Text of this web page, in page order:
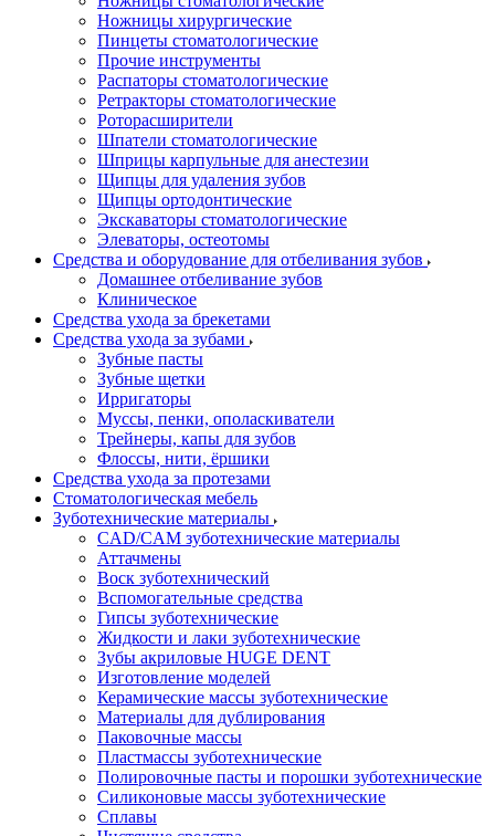
Ножницы хирургические
Пинцеты стоматологические
Прочие инструменты
Распаторы стоматологические
Ретракторы стоматологические
Роторасширители
Шпатели стоматологические
Шприцы карпульные для анестезии
Щипцы для удаления зубов
Щипцы ортодонтические
Экскаваторы стоматологические
Элеваторы, остеотомы
Средства и оборудование для отбеливания зубов
Домашнее отбеливание зубов
Клиническое
Средства ухода за брекетами
Средства ухода за зубами
Зубные пасты
Зубные щетки
Ирригаторы
Муссы, пенки, ополаскиватели
Трейнеры, капы для зубов
Флоссы, нити, ёршики
Средства ухода за протезами
Стоматологическая мебель
Зуботехнические материалы
CAD/CAM зуботехнические материалы
Аттачмены
Воск зуботехнический
Вспомогательные средства
Гипсы зуботехнические
Жидкости и лаки зуботехнические
Зубы акриловые HUGE DENT
Изготовление моделей
Керамические массы зуботехнические
Материалы для дублирования
Паковочные массы
Пластмассы зуботехнические
Полировочные пасты и порошки зуботехнические
Силиконовые массы зуботехнические
Сплавы